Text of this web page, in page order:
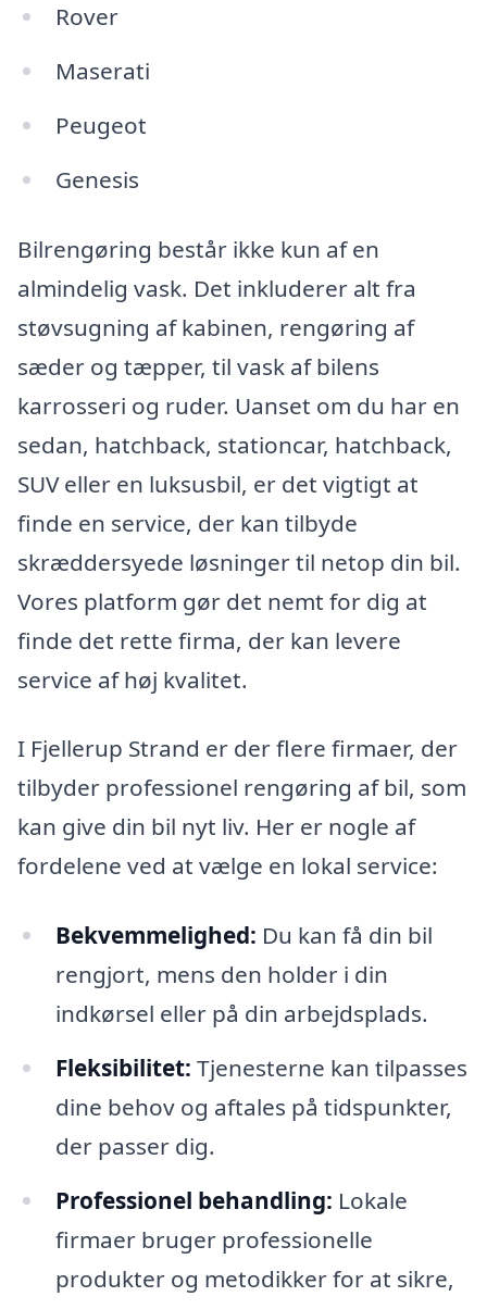
Rover
Maserati
Peugeot
Genesis
Bilrengøring består ikke kun af en
almindelig vask. Det inkluderer alt fra
støvsugning af kabinen, rengøring af
sæder og tæpper, til vask af bilens
karrosseri og ruder. Uanset om du har en
sedan, hatchback, stationcar, hatchback,
SUV eller en luksusbil, er det vigtigt at
finde en service, der kan tilbyde
skræddersyede løsninger til netop din bil.
Vores platform gør det nemt for dig at
finde det rette firma, der kan levere
service af høj kvalitet.
I Fjellerup Strand er der flere firmaer, der
tilbyder professionel rengøring af bil, som
kan give din bil nyt liv. Her er nogle af
fordelene ved at vælge en lokal service:
Bekvemmelighed: Du kan få din bil
rengjort, mens den holder i din
indkørsel eller på din arbejdsplads.
Fleksibilitet: Tjenesterne kan tilpasses
dine behov og aftales på tidspunkter,
der passer dig.
Professionel behandling: Lokale
firmaer bruger professionelle
produkter og metodikker for at sikre,